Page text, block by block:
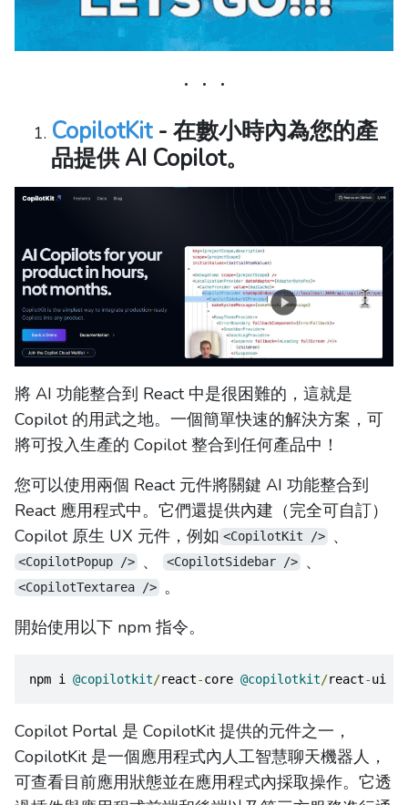
CopilotKit- 在數小時內為您的產
品提供 AI Copilot。
將 AI 功能整合到 React 中是很困難的，這就是
Copilot 的用武之地。一個簡單快速的解決方案，可
將可投入生產的 Copilot 整合到任何產品中！
您可以使用兩個 React 元件將關鍵 AI 功能整合到
React 應用程式中。它們還提供內建（完全可自訂）
Copilot 原生 UX 元件，例如 <CopilotKit /> 、
<CopilotPopup /> 、 <CopilotSidebar /> 、
<CopilotTextarea /> 。
開始使用以下 npm 指令。
npm i @copilotkit/react-core @copilotkit/react-ui
Copilot Portal 是 CopilotKit 提供的元件之一，
CopilotKit 是一個應用程式內人工智慧聊天機器人，
可查看目前應用狀態並在應用程式內採取操作。它透